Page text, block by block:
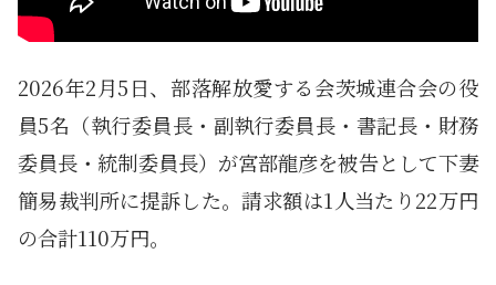
2026年2月5日、部落解放愛する会茨城連合会の役
員5名（執行委員長・副執行委員長・書記長・財務
委員長・統制委員長）が宮部龍彦を被告として下妻
簡易裁判所に提訴した。請求額は1人当たり22万円
の合計110万円。